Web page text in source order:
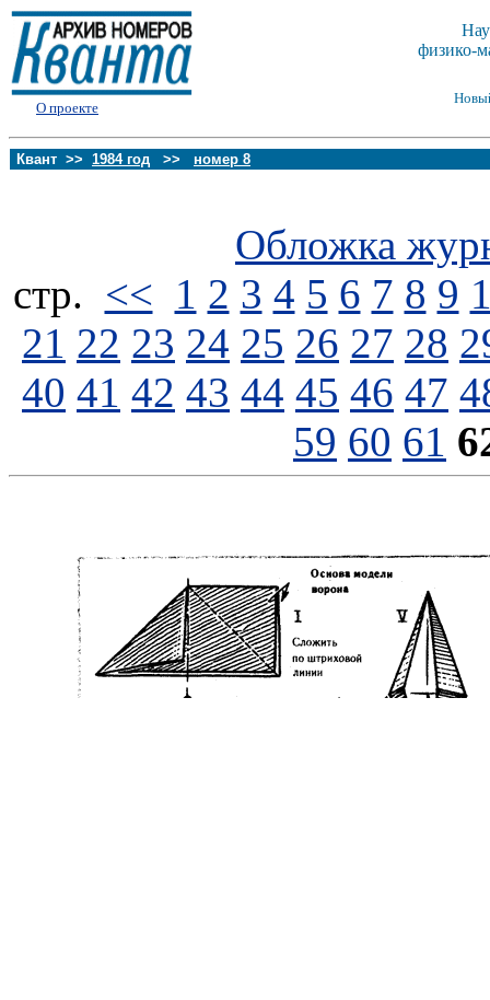
О проекте
физико-
Квант >> 1984 год >> номер 8
Обложка
стp. << 1 2 3 4 5 6 7 8 9
21 22 23 24 25 26 27 28
40 41 42 43 44 45 46 47
59 60 61